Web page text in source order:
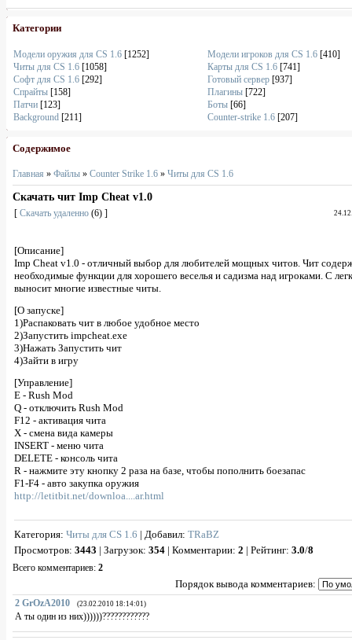
Категории
Модели оружия для CS 1.6 [1252] Модели игроков для CS 1.6 [410]
Читы для CS 1.6 [1058] Карты для CS 1.6 [741]
Софт для CS 1.6 [292] Готовый сервер [937]
Спрайты [158] Плагины [722]
Патчи [123] Боты [66]
Background [211] Counter-strike 1.6 [207]
Содержимое
Главная » Файлы » Counter Strike 1.6 » Читы для CS 1.6
Скачать чит Imp Cheat v1.0
[ Скачать удаленно (6) ]
[Описание]
Imp Cheat v1.0 - отличный выбор для любителей мощных читов. Чит
необходимые функции для хорошего веселья и садизма над игроками. С
выносит многие известные читы.
[О запуске]
1)Распаковать чит в любое удобное место
2)Запустить impcheat.exe
3)Нажать Запустить чит
4)Зайти в игру
[Управление]
E - Rush Mod
Q - отключить Rush Mod
F12 - активация чита
X - смена вида камеры
INSERT - меню чита
DELETE - консоль чита
R - нажмите эту кнопку 2 раза на базе, чтобы пополнить боезапас
F1-F4 - авто закупка оружия
http://letitbit.net/downloa....ar.html
Категория: Читы для CS 1.6 | Добавил: TRaBZ
Просмотров: 3443 | Загрузок: 354 | Комментарии: 2 | Рейтинг: 3.0/8
Всего комментариев: 2
Порядок вывода комментариев:
2 GrOzA2010 (23.02.2010 18:14:01)
А ты один из них))))))????????????